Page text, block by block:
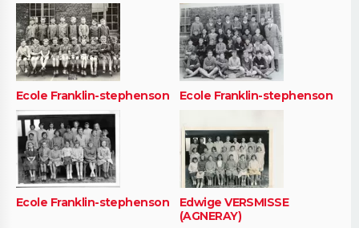
Ecole Franklin-stephenson Ecole Franklin-stephenson
Ecole Franklin-stephenson
Edwige VERSMISSE
(AGNERAY)